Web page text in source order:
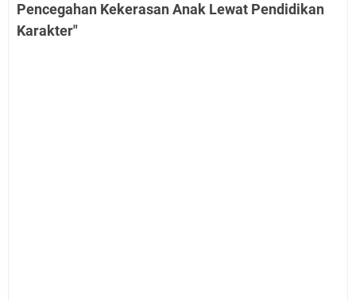
Pencegahan Kekerasan Anak Lewat Pendidikan
Karakter"